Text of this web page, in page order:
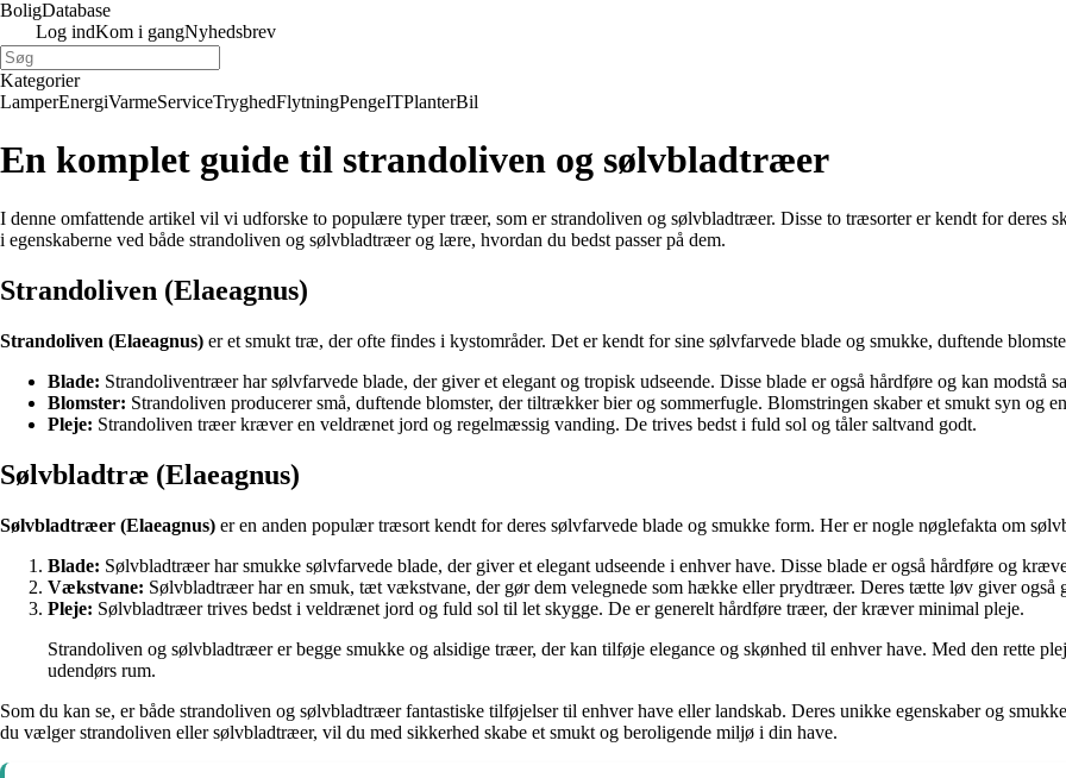
BoligDatabase
Log indKom i gangNyhedsbrev
Kategorier
LamperEnergiVarmeServiceTryghedFlytningPengeITPlanterBil
En komplet guide til strandoliven og sølvbladtræer
I denne omfattende artikel vil vi udforske to populære typer træer, som er strandoliven og sølvbladtræer. Disse to træsorter er kendt for deres
i egenskaberne ved både strandoliven og sølvbladtræer og lære, hvordan du bedst passer på dem.
Strandoliven (Elaeagnus)
Strandoliven (Elaeagnus) er et smukt træ, der ofte findes i kystområder. Det er kendt for sine sølvfarvede blade og smukke, duftende
Blade: Strandoliventræer har sølvfarvede blade, der giver et elegant og tropisk udseende. Disse blade er også hårdføre og kan modstå
Blomster: Strandoliven producerer små, duftende blomster, der tiltrækker bier og sommerfugle. Blomstringen skaber et smukt syn og
Pleje: Strandoliven træer kræver en veldrænet jord og regelmæssig vanding. De trives bedst i fuld sol og tåler saltvand godt.
Sølvbladtræ (Elaeagnus)
Sølvbladtræer (Elaeagnus) er en anden populær træsort kendt for deres sølvfarvede blade og smukke form. Her er nogle nøglefakta om
Blade: Sølvbladtræer har smukke sølvfarvede blade, der giver et elegant udseende i enhver have. Disse blade er også hårdføre og
Vækstvane: Sølvbladtræer har en smuk, tæt vækstvane, der gør dem velegnede som hække eller prydtræer. Deres tætte løv giver også
Pleje: Sølvbladtræer trives bedst i veldrænet jord og fuld sol til let skygge. De er generelt hårdføre træer, der kræver minimal pleje.
Strandoliven og sølvbladtræer er begge smukke og alsidige træer, der kan tilføje elegance og skønhed til enhver have. Med den rette
udendørs rum.
Som du kan se, er både strandoliven og sølvbladtræer fantastiske tilføjelser til enhver have eller landskab. Deres unikke egenskaber og
du vælger strandoliven eller sølvbladtræer, vil du med sikkerhed skabe et smukt og beroligende miljø i din have.